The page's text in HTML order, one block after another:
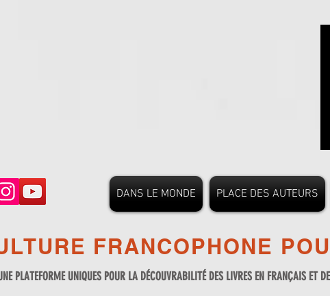
DANS LE MONDE PLACE DES AUTEURS
FRANCOPHONE
PLATEFORME UNIQUES POUR LA DÉCOUVRABILITÉ DES LIVRES EN FRANÇAIS ET